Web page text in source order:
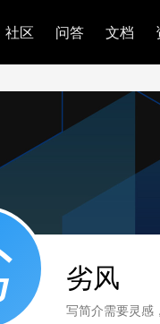
社区 问答 文档
劣风
写简介需要灵感